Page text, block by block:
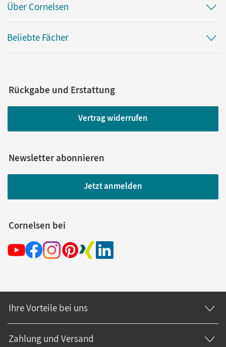
Über Cornelsen
Beliebte Fächer
Rückgabe und Erstattung
Vertrag widerrufen
Newsletter abonnieren
Jetzt anmelden
Cornelsen bei
Ihre Vorteile bei uns
Zahlung und Versand